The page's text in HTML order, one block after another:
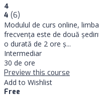
4
4 (6)
Modulul de curs online,
frecvența este de două
o durată de 2 ore ş...
Intermediar
30 de ore
Preview this course
Add to Wishlist
Free